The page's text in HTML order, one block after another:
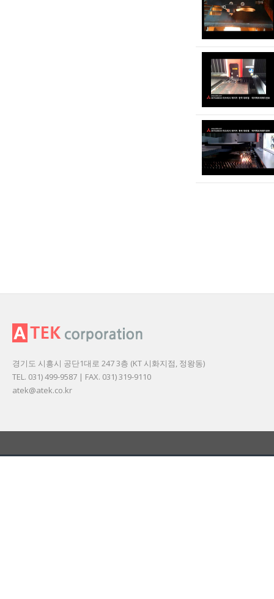
경기도 시흥시 공단1대로 247 3층 (KT 시화지점, 정왕동)
TEL. 031) 499-9587 | FAX. 031) 319-9110
atek@atek.co.kr